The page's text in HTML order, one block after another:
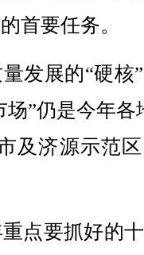
首要任务。
展的“硬核
”仍是今年各
及济源示范
点要抓好的